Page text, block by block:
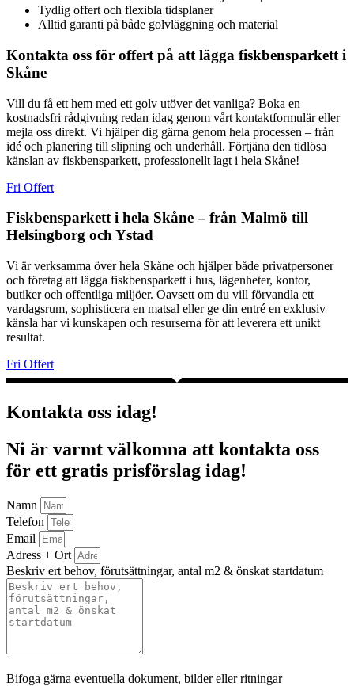
Tydlig offert och flexibla tidsplaner
Alltid garanti på både golvläggning och material
Kontakta oss för offert på att lägga fiskbensparkett i
Skåne
Vill du få ett hem med ett golv utöver det vanliga? Boka en
kostnadsfri rådgivning redan idag genom vårt kontaktformulär eller
mejla oss direkt. Vi hjälper dig gärna genom hela processen – från
idé och planering till slipning och underhåll. Förtjäna den tidlösa
känslan av fiskbensparkett, professionellt lagt i hela Skåne!
Fri Offert
Fiskbensparkett i hela Skåne – från Malmö till
Helsingborg och Ystad
Vi är verksamma över hela Skåne och hjälper både privatpersoner
och företag att lägga fiskbensparkett i hus, lägenheter, kontor,
butiker och offentliga miljöer. Oavsett om du vill förvandla ett
vardagsrum, sophisticera en matsal eller ge din entré en exklusiv
känsla har vi kunskapen och resurserna för att leverera ett unikt
resultat.
Fri Offert
Kontakta oss idag!
Ni är varmt välkomna att kontakta oss
för ett gratis prisförslag idag!
Namn
Telefon
Email
Adress + Ort
Beskriv ert behov, förutsättningar, antal m2 & önskat startdatum
Bifoga gärna eventuella dokument, bilder eller ritningar